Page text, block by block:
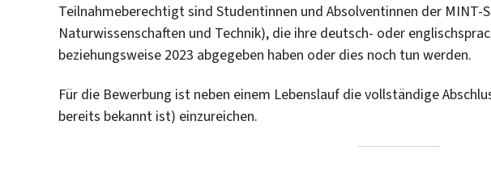
Teilnahmeberechtigt sind Studentinnen und Absolventinnen der
Naturwissenschaften und Technik), die ihre deutsch- oder
beziehungsweise 2023 abgegeben haben oder dies noch tun werden.
Für die Bewerbung ist neben einem Lebenslauf die vollständige
bereits bekannt ist) einzureichen.